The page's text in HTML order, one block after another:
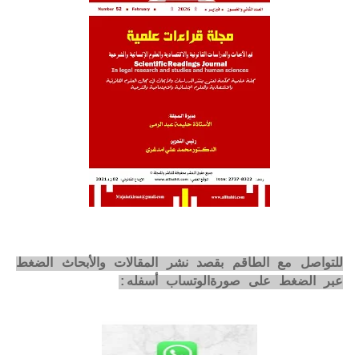
للتواصل مع الطاقم بقصد نشر المقالات والأبحاث الضغط
عبر الضغط على صورةالوتساب أسفله: